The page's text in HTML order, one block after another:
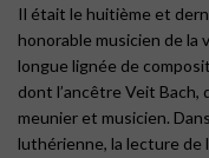
Il était le huitième et
honorable musicien de la
longue lignée de
dont l’ancêtre Veit Bach,
meunier et musicien.
luthérienne, la lecture de